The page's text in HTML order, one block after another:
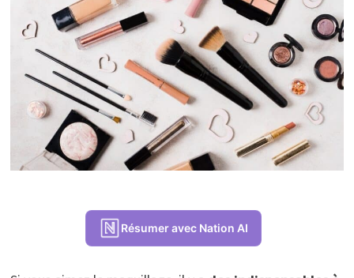
Résumer avec Nation AI